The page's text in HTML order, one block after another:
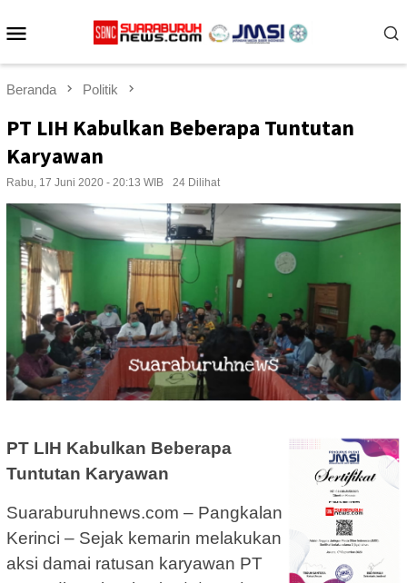
ke
Beranda Politik
PT LIH Kabulkan Beberapa Tuntutan
Karyawan
Rabu, 17 Juni 2020 - 20:13 WIB 24 Dilihat
PT LIH Kabulkan Beberapa
Tuntutan Karyawan
Suaraburuhnews.com – Pangkalan
Kerinci – Sejak kemarin melakukan
aksi damai ratusan karyawan PT